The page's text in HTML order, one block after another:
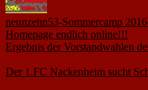
neunzehn53-Sommercamp
Homepage endlich online!!!
Ergebnis der Vorstandwahlen
Der 1.FC Nackenheim sucht